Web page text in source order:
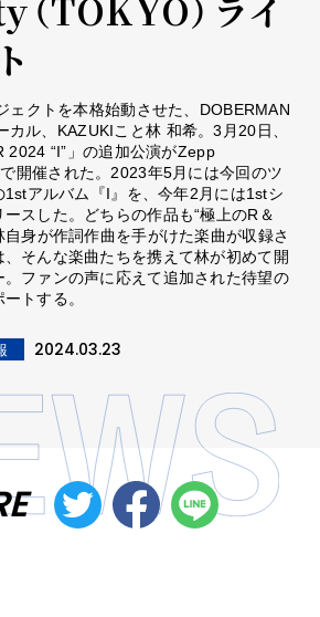
ェクトを本格始動させた、DOBERMAN
カル、KAZUKIこと林 和希。3月20日、
2024 “I”」の追加公演がZepp
開催された。2023年5月には今回のツ
1stアルバム『I』を、今年2月には1stシ
スした。どちらの作品も“極上のR＆
自身が作詞作曲を手がけた楽曲が収録さ
そんな楽曲たちを携えて林が初めて開
ファンの声に応えて追加された待望の
トする。
2024.03.23